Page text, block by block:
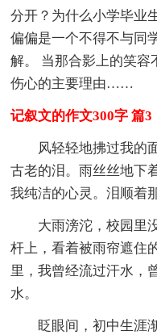
分开？为什么小学毕业
偏偏是一个不得不与同
解。 当那合影上的笑容
伤心的主要理由……
记叙文的作文300字 篇3
风轻轻地拂过我的
古老的泪。雨丝丝地下
我纯洁的心灵。泪顺着
大雨滂沱，校园里
杆上，看着被雨帘遮住
里，我曾经流过汗水，
水。
眨眼间，初中生涯